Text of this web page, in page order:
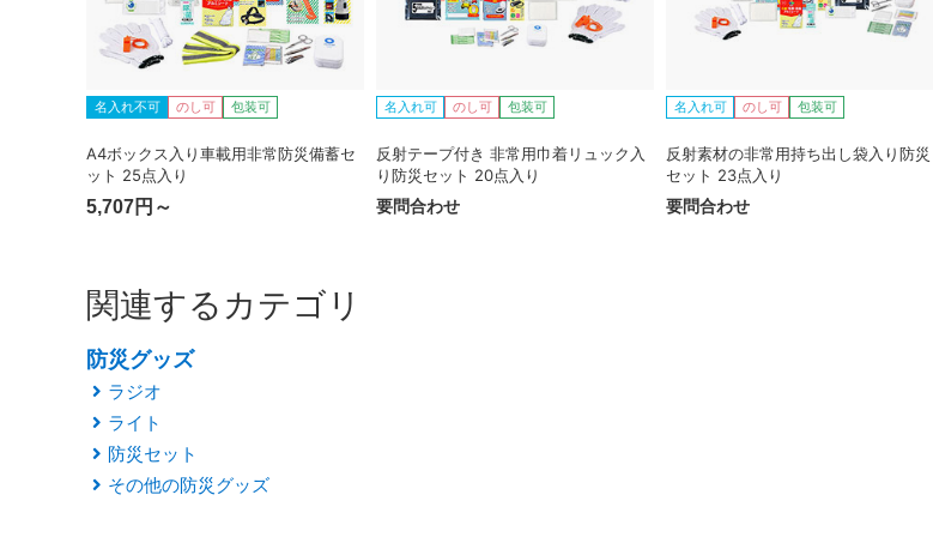
名入れ不可 のし可 包装可
A4ボックス入り車載用非常防災備蓄セ
ット 25点入り
5,707円～
名入れ可 のし可 包装可
反射テープ付き 非常用巾着リュック入
り防災セット 20点入り
要問合わせ
名入れ可 のし可 包装可
反射素材の非常用持ち出し袋入り防災
セット 23点入り
要問合わせ
関連するカテゴリ
防災グッズ
ラジオ
ライト
防災セット
その他の防災グッズ